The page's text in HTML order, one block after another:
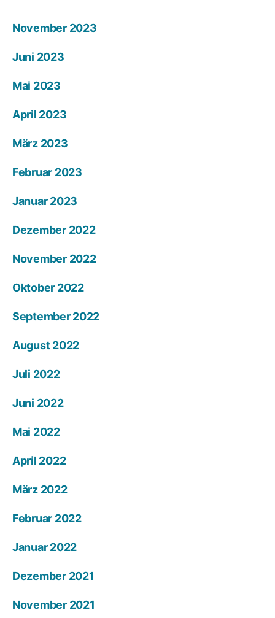
November 2023
Juni 2023
Mai 2023
April 2023
März 2023
Februar 2023
Januar 2023
Dezember 2022
November 2022
Oktober 2022
September 2022
August 2022
Juli 2022
Juni 2022
Mai 2022
April 2022
März 2022
Februar 2022
Januar 2022
Dezember 2021
November 2021